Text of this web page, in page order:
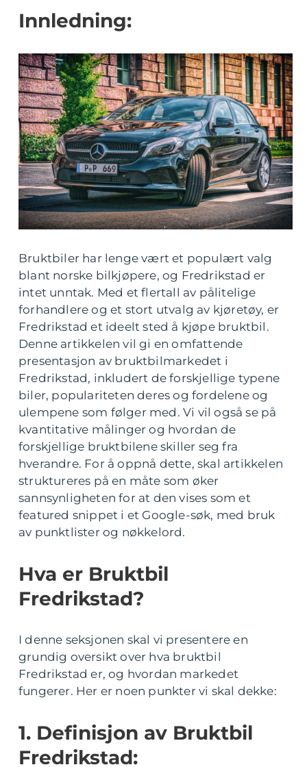
Innledning:
Bruktbiler har lenge vært et populært valg
blant norske bilkjøpere, og Fredrikstad er
intet unntak. Med et flertall av pålitelige
forhandlere og et stort utvalg av kjøretøy, er
Fredrikstad et ideelt sted å kjøpe bruktbil.
Denne artikkelen vil gi en omfattende
presentasjon av bruktbilmarkedet i
Fredrikstad, inkludert de forskjellige typene
biler, populariteten deres og fordelene og
ulempene som følger med. Vi vil også se på
kvantitative målinger og hvordan de
forskjellige bruktbilene skiller seg fra
hverandre. For å oppnå dette, skal artikkelen
struktureres på en måte som øker
sannsynligheten for at den vises som et
featured snippet i et Google-søk, med bruk
av punktlister og nøkkelord.
Hva er Bruktbil
Fredrikstad?
I denne seksjonen skal vi presentere en
grundig oversikt over hva bruktbil
Fredrikstad er, og hvordan markedet
fungerer. Her er noen punkter vi skal dekke:
1. Definisjon av Bruktbil
Fredrikstad: